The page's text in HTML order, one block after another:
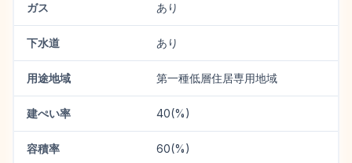
ガス あり
下水道 あり
用途地域 第一種低層住居専用地域
建ぺい率 40(%)
容積率 60(%)